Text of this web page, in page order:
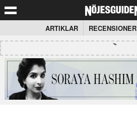
ARTIKLAR RECENSIONER